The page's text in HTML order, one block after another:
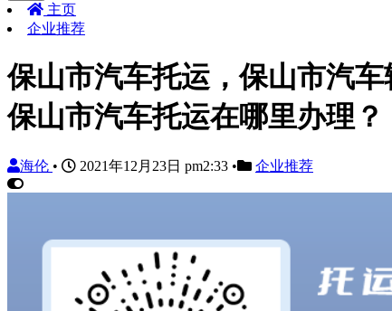
主页
企业推荐
保山市汽车托运，保山市汽
保山市汽车托运在哪里办理？
海伦 • 2021年12月23日 pm2:33 • 企业推荐